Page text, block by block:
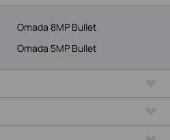
Omada 8MP Bullet
Omada 5MP Bullet